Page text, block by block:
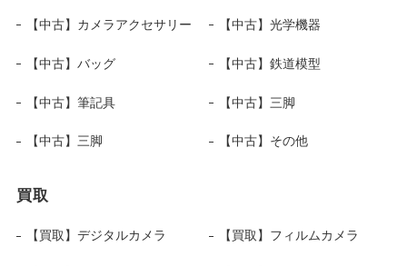
【中古】カメラアクセサリー 【中古】光学機器
【中古】バッグ 【中古】鉄道模型
【中古】筆記具 【中古】三脚
【中古】三脚 【中古】その他
買取
【買取】デジタルカメラ 【買取】フィルムカメラ